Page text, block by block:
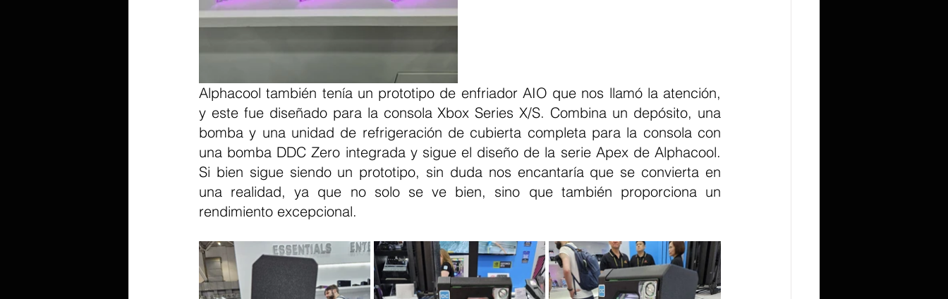
Alphacool también tenía un prototipo de enfriador AIO que nos llamó la atención,
y este fue diseñado para la consola Xbox Series X/S. Combina un depósito, una
bomba y una unidad de refrigeración de cubierta completa para la consola con
una bomba DDC Zero integrada y sigue el diseño de la serie Apex de Alphacool.
Si bien sigue siendo un prototipo, sin duda nos encantaría que se convierta en
una realidad, ya que no solo se ve bien, sino que también proporciona un
rendimiento excepcional.